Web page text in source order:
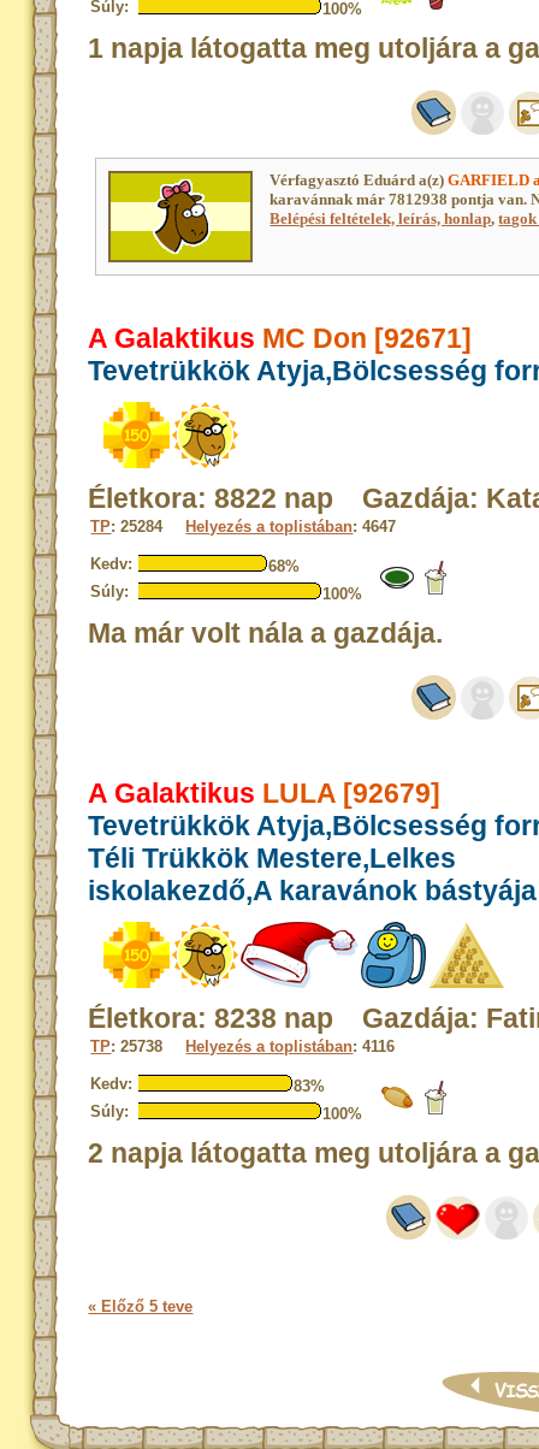
Súly:
100%
1 napja látogatta meg utoljára a
Vérfagyasztó Eduárd a(z)GARFIELD
karavánnak már 7812938 pontja van.
Belépési feltételek, leírás, honlap,
A Galaktikus MC Don [92671]
Tevetrükkök Atyja,Bölcsesség
Életkora: 8822 nap Gazdája:
TP: 25284 Helyezés a toplistában: 4647
Kedv:
68%
Súly:
100%
Ma már volt nála a gazdája.
A Galaktikus LULA [92679]
Tevetrükkök Atyja,Bölcsesség
Téli Trükkök Mestere,Lelkes
iskolakezdő,A karavánok bástyája
Életkora: 8238 nap Gazdája:
TP: 25738 Helyezés a toplistában: 4116
Kedv:
83%
Súly:
100%
2 napja látogatta meg utoljára a
« Előző 5 teve